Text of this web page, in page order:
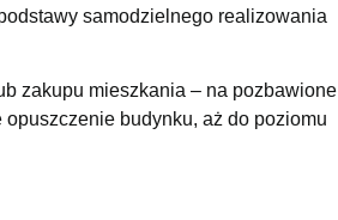
samodzielnego realizowania
zakupu mieszkania – na pozbawione
budynku, aż do poziomu